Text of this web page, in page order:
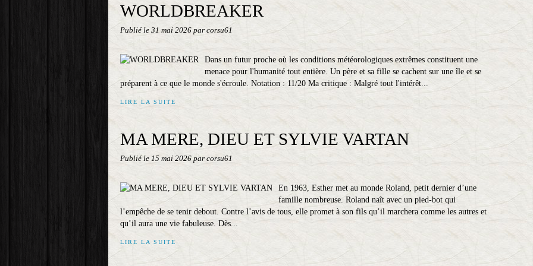
WORLDBREAKER
Publié le 31 mai 2026 par corsu61
Dans un futur proche où les conditions météorologiques extrêmes constituent une
menace pour l'humanité tout entière. Un père et sa fille se cachent sur une île et se
préparent à ce que le monde s'écroule. Notation : 11/20 Ma critique : Malgré tout l'intérêt...
LIRE LA SUITE
MA MERE, DIEU ET SYLVIE VARTAN
Publié le 15 mai 2026 par corsu61
En 1963, Esther met au monde Roland, petit dernier d’une
famille nombreuse. Roland naît avec un pied-bot qui
l’empêche de se tenir debout. Contre l’avis de tous, elle promet à son fils qu’il marchera comme les autres et
qu’il aura une vie fabuleuse. Dès...
LIRE LA SUITE